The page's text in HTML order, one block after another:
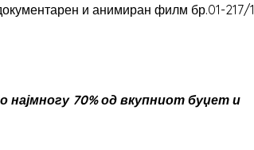
и анимиран филм бр.01-217/1
70% од вкупниот буџет и